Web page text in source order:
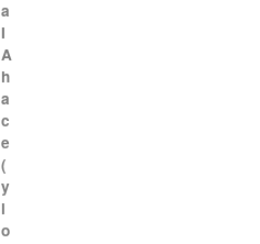
a
I
A
h
a
c
e
(
y
l
o